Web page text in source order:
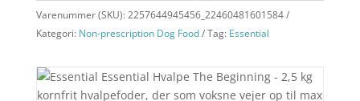
Varenummer (SKU):2257644945456_22460481601584
Kategori: Non-prescription Dog Food Tag: Essential